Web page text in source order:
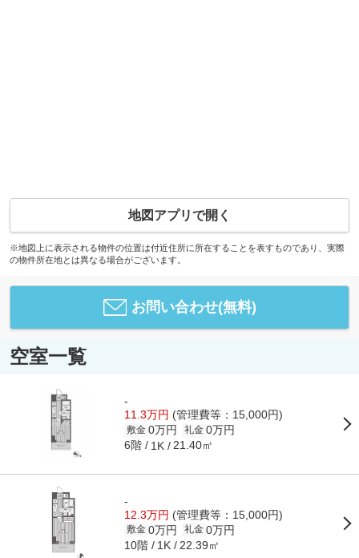
地図アプリで開く
※地図上に表示される物件の位置は付近住所に所在することを表すものであり、実際
の物件所在地とは異なる場合がございます。
お問い合わせ(無料)
空室一覧
-
11.3万円 (管理費等：15,000円)
敷金 0万円 礼金 0万円
6階 1K 21.40㎡
-
12.3万円 (管理費等：15,000円)
敷金 0万円 礼金 0万円
10階 1K 22.39㎡